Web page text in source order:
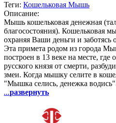
Теги: Кошельковая Мышь
Описание:
Мышь кошельковая денежная
благосостояния). Кошельковая
охраняя Ваши деньги и
Эта примета родом из города
построен в 13 веке на месте,
русского князя от смерти,
змеи. Когда мышку селите в
"Мышка селись, денежка
...развернуть